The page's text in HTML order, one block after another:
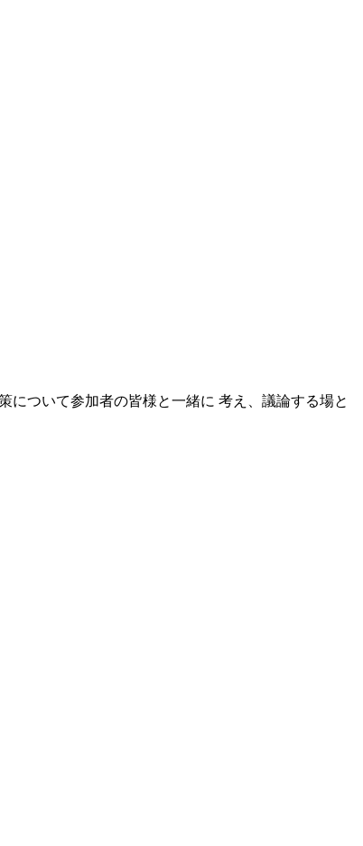
について参加者の皆様と一緒に 考え、議論する場と